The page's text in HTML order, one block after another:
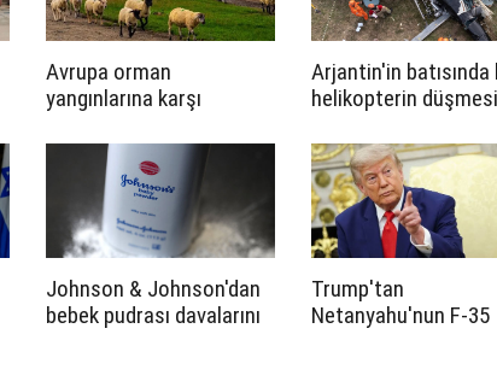
Avrupa orman
yangınlarına karşı
koyunlarda arıyor
Arjantin'in batısında
helikopterin düşmesi
Johnson & Johnson'dan
bebek pudrası davalarını
Trump'tan
Netanyahu'nun F-35